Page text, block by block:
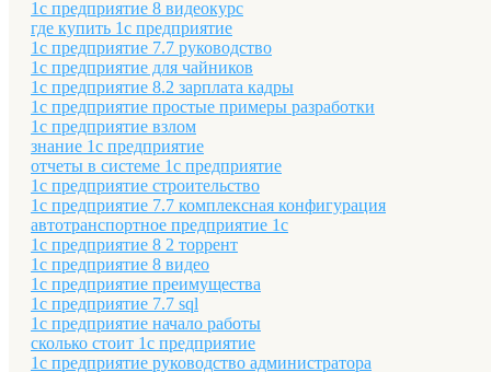
1с предприятие 8 видеокурс
где купить 1с предприятие
1с предприятие 7.7 руководство
1с предприятие для чайников
1с предприятие 8.2 зарплата кадры
1с предприятие простые примеры разработки
1с предприятие взлом
знание 1с предприятие
отчеты в системе 1с предприятие
1с предприятие строительство
1с предприятие 7.7 комплексная конфигурация
автотранспортное предприятие 1с
1с предприятие 8 2 торрент
1с предприятие 8 видео
1с предприятие преимущества
1с предприятие 7.7 sql
1с предприятие начало работы
сколько стоит 1с предприятие
1с предприятие руководство администратора